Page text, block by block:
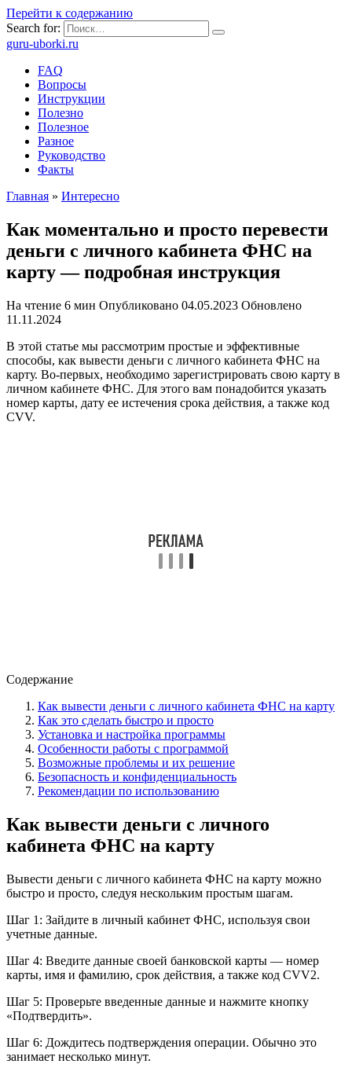
Перейти к содержанию
Search for:
guru-uborki.ru
FAQ
Вопросы
Инструкции
Полезно
Полезное
Разное
Руководство
Факты
Главная » Интересно
Как моментально и просто перевести
деньги с личного кабинета ФНС на
карту — подробная инструкция
На чтение 6 мин Опубликовано 04.05.2023 Обновлено
11.11.2024
В этой статье мы рассмотрим простые и эффективные
способы, как вывести деньги с личного кабинета ФНС на
карту. Во-первых, необходимо зарегистрировать свою карту в
личном кабинете ФНС. Для этого вам понадобится указать
номер карты, дату ее истечения срока действия, а также код
CVV.
Содержание
Как вывести деньги с личного кабинета ФНС на карту
Как это сделать быстро и просто
Установка и настройка программы
Особенности работы с программой
Возможные проблемы и их решение
Безопасность и конфиденциальность
Рекомендации по использованию
Как вывести деньги с личного
кабинета ФНС на карту
Вывести деньги с личного кабинета ФНС на карту можно
быстро и просто, следуя нескольким простым шагам.
Шаг 1: Зайдите в личный кабинет ФНС, используя свои
учетные данные.
Шаг 4: Введите данные своей банковской карты — номер
карты, имя и фамилию, срок действия, а также код CVV2.
Шаг 5: Проверьте введенные данные и нажмите кнопку
«Подтвердить».
Шаг 6: Дождитесь подтверждения операции. Обычно это
занимает несколько минут.